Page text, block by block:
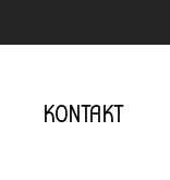
KONTAKT